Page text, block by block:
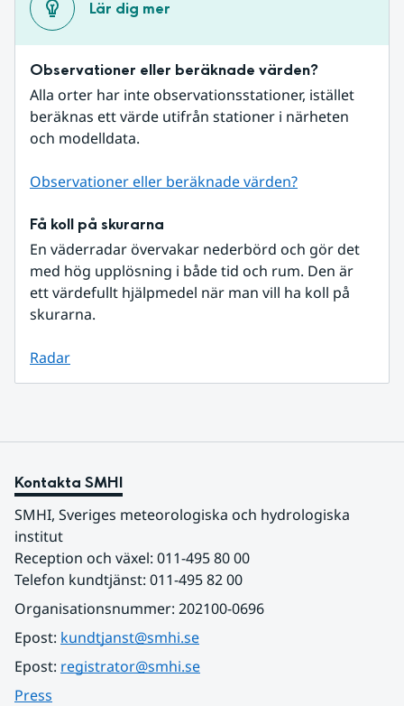
Lär dig mer
Observationer eller beräknade värden?
Alla orter har inte observationsstationer, istället
beräknas ett värde utifrån stationer i närheten
och modelldata.
Observationer eller beräknade värden?
Få koll på skurarna
En väderradar övervakar nederbörd och gör det
med hög upplösning i både tid och rum. Den är
ett värdefullt hjälpmedel när man vill ha koll på
skurarna.
Radar
Kontakta SMHI
SMHI, Sveriges meteorologiska och hydrologiska
institut
Reception och växel: 011-495 80 00
Telefon kundtjänst: 011-495 82 00
Organisationsnummer: 202100-0696
Epost: kundtjanst@smhi.se
Epost: registrator@smhi.se
Press